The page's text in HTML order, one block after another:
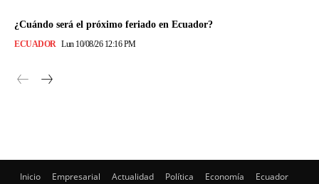
¿Cuándo será el próximo feriado en Ecuador?
ECUADOR Lun 10/08/26 12:16 PM
Inicio Empresarial Actualidad Política Economía Ecuador